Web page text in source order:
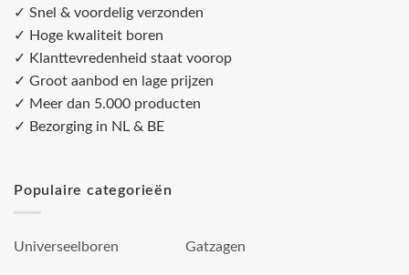
✓ Snel & voordelig verzonden
✓ Hoge kwaliteit boren
✓ Klanttevredenheid staat voorop
✓ Groot aanbod en lage prijzen
✓ Meer dan 5.000 producten
✓ Bezorging in NL & BE
Populaire categorieën
Universeelboren Gatzagen